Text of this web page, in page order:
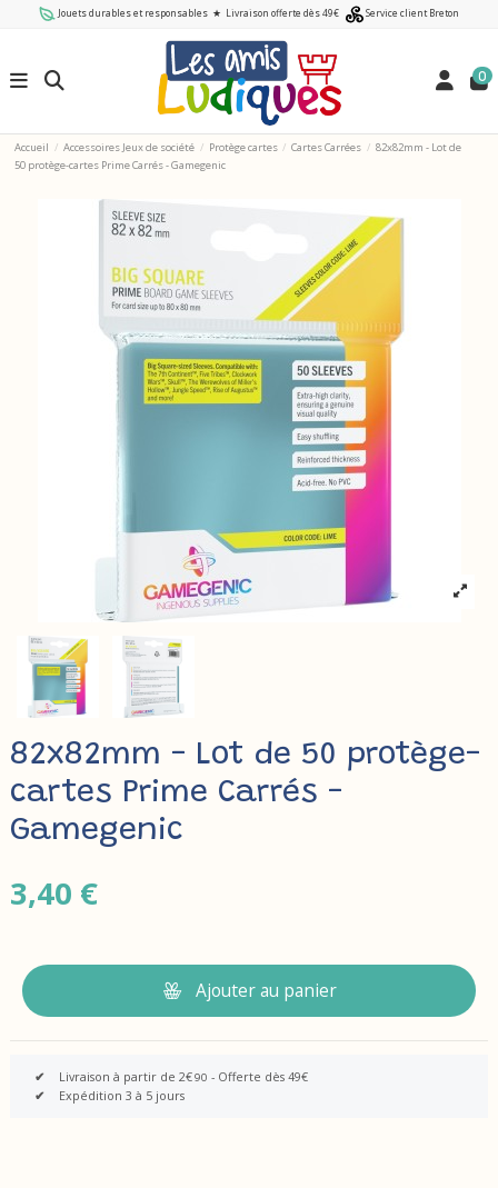
Jouets durables et responsables ★ Livraison offerte dès 49€ Service client Breton
0
Accueil Accessoires Jeux de société Protège cartes Cartes Carrées
82x82mm - Lot de
50 protège-cartes Prime Carrés - Gamegenic
82x82mm - Lot de 50 protège-
cartes Prime Carrés -
Gamegenic
3,40 €
Ajouter au panier
✔ Livraison à partir de 2€90 - Offerte dès 49€
✔
Expédition 3 à 5 jours